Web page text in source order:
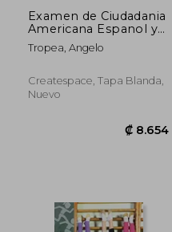
Examen de Ciudadania
Americana Espanol y
Ingles: U.S. Citizenship
Test English and
Edition) (en Inglés)
Tropea, Angelo
Createspace, Tapa Blanda,
Nuevo